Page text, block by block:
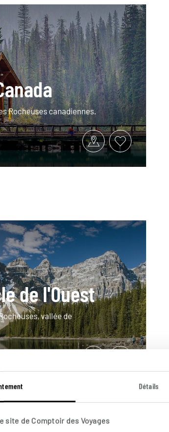
Détails
site de Comptoir des Voyages
Rocheuses canadiennes.
de l'Ouest
vallée de